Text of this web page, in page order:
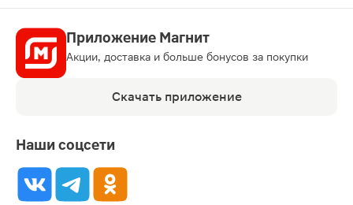
Приложение Магнит
Акции, доставка и больше бонусов за покупки
Скачать приложение
Наши соцсети